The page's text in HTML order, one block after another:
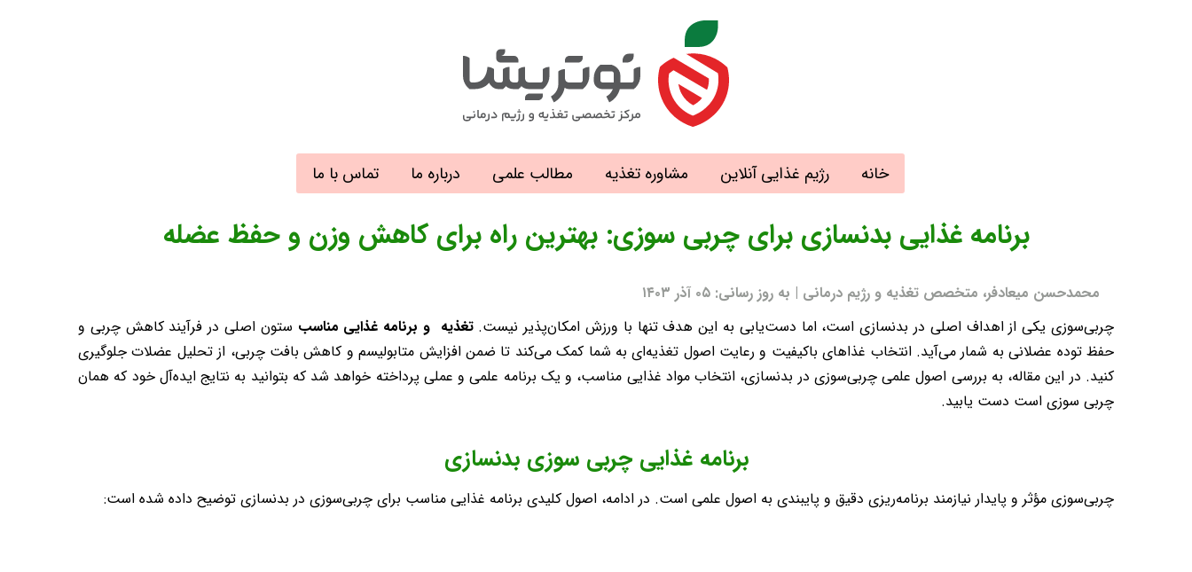
خانه رژیم غذایی آنلاین مشاوره تغذیه مطالب علمی درباره ما تماس با ما
برنامه غذایی بدنسازی برای چربی‌ سوزی: بهترین راه برای کاهش وزن و حفظ عضله
محمدحسن میعادفر، متخصص تغذیه و رژیم درمانی | به روز رسانی: ۰۵ آذر ۱۴۰۳
چربی‌سوزی یکی از اهداف اصلی در بدنسازی است، اما دست‌یابی به این هدف تنها با ورزش امکان‌پذیر نیست.تغذیه و برنامه غذایی مناسب ستون اصلی در فرآیند کاهش چربی و
حفظ توده عضلانی به شمار می‌آید. انتخاب غذاهای باکیفیت و رعایت اصول تغذیه‌ای به شما کمک می‌کند تا ضمن افزایش متابولیسم و کاهش بافت چربی، از تحلیل عضلات جلوگیری
کنید. در این مقاله، به بررسی اصول علمی چربی‌سوزی در بدنسازی، انتخاب مواد غذایی مناسب، و یک برنامه علمی و عملی پرداخته خواهد شد که بتوانید به نتایج ایده‌آل خود که همان
چربی سوزی است دست یابید.
برنامه غذایی چربی سوزی بدنسازی
چربی‌سوزی مؤثر و پایدار نیازمند برنامه‌ریزی دقیق و پایبندی به اصول علمی است. در ادامه، اصول کلیدی برنامه غذایی مناسب برای چربی‌سوزی در بدنسازی توضیح داده شده است: